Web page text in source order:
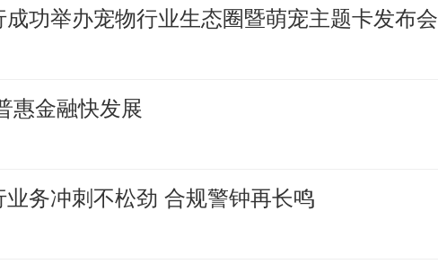
功举办宠物行业生态圈暨萌宠主题卡发布会
惠金融快发展
务冲刺不松劲 合规警钟再长鸣